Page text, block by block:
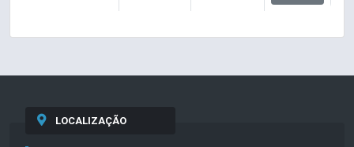
LOCALIZAÇÃO